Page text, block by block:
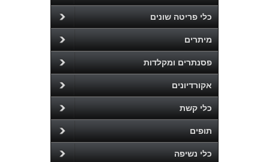
כלי פריטה שונים
מיתרים
פסנתרים ומקלדות
אקורדיונים
כלי קשת
תופים
כלי נשיפה